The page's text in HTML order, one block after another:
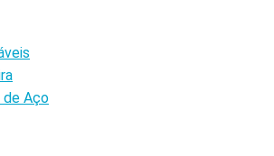
de Aço